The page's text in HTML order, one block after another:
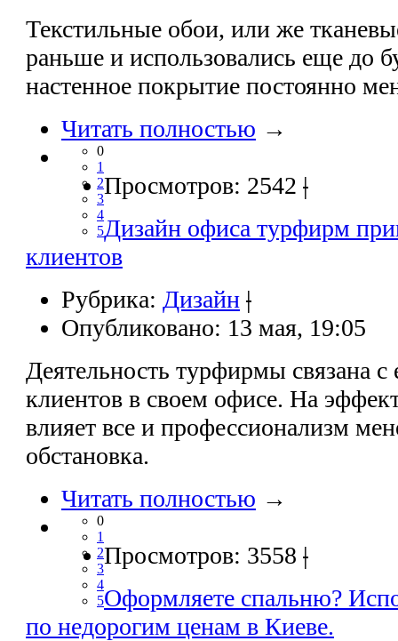
Текстильные обои, или же
раньше и использовались еще до
настенное покрытие постоянно
Читать полностью →
0
1
2
3
4
5
Просмотров: 2542 |
Дизайн офиса турфирм
клиентов
Рубрика: Дизайн |
Опубликовано: 13 мая, 19:05
Деятельность турфирмы связана
клиентов в своем офисе. На
влияет все и профессионализм
обстановка.
Читать полностью →
0
1
2
3
4
5
Просмотров: 3558 |
Оформляете спальню?
по недорогим ценам в Киеве.